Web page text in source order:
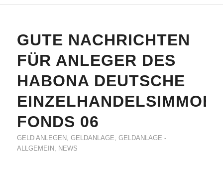
GUTE NACHRICHTEN
FÜR ANLEGER DES
HABONA DEUTSCHE
FONDS 06
GELD ANLEGEN, GELDANLAGE, GELDANLAGE -
ALLGEMEIN, NEWS